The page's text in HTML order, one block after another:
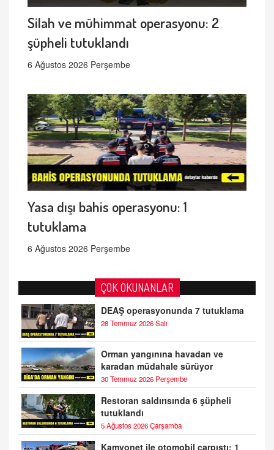
Silah ve mühimmat operasyonu: 2
şüpheli tutuklandı
6 Ağustos 2026 Perşembe
Yasa dışı bahis operasyonu: 1
tutuklama
6 Ağustos 2026 Perşembe
ÇOK OKUNANLAR
DEAŞ operasyonunda 7 tutuklama
28 Temmuz 2026 Salı
Orman yangınına havadan ve
karadan müdahale sürüyor
30 Temmuz 2026 Perşembe
Restoran saldırısında 6 şüpheli
tutuklandı
5 Ağustos 2026 Çarşamba
Kamyonet ile otomobil çarpıştı: 1